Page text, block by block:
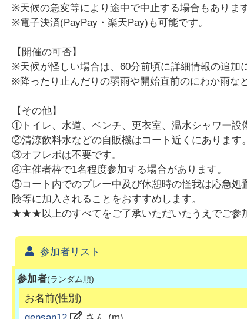
※天候の急変等により途中で中止する場合もありま
※電子決済(PayPay・楽天Pay)も可能です。
【開催の可否】
※天候が怪しい場合は、60分前頃に詳細情報の追加
※降ったり止んだりの弱雨や開始直前のにわか雨な
【その他】
①トイレ、水道、ベンチ、更衣室、温水シャワー設
②清涼飲料水などの自販機はコート近くにあります。
③オフレポは不要です。
④主催者枠で1名程度参加する場合があります。
⑤コート内でのプレー中及び休憩時の怪我は応急処
険等に加入されることをおすすめします。
★★★以上のすべてをご了承いただいたうえでご
参加者リスト
参加者(ランダム順)
お名前(性別)